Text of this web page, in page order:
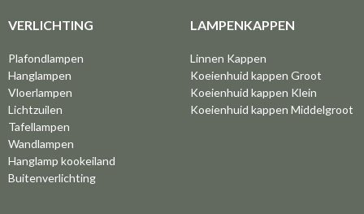
VERLICHTING
Plafondlampen
Hanglampen
Vloerlampen
Lichtzuilen
Tafellampen
Wandlampen
Hanglamp kookeiland
Buitenverlichting
LAMPENKAPPEN
Linnen Kappen
Koeienhuid kappen Groot
Koeienhuid kappen Klein
Koeienhuid kappen Middelgroot